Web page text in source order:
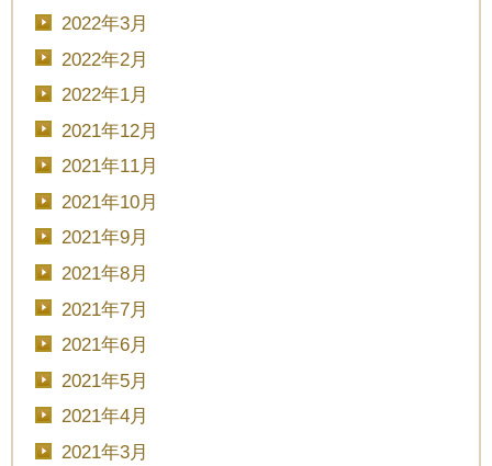
2022年3月
2022年2月
2022年1月
2021年12月
2021年11月
2021年10月
2021年9月
2021年8月
2021年7月
2021年6月
2021年5月
2021年4月
2021年3月